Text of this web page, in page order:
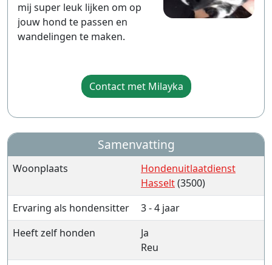
mij super leuk lijken om op
jouw hond te passen en
wandelingen te maken.
Contact met Milayka
Samenvatting
Woonplaats
Hondenuitlaatdienst
Hasselt(3500)
Ervaring als hondensitter
3 - 4 jaar
Heeft zelf honden
Ja
Reu